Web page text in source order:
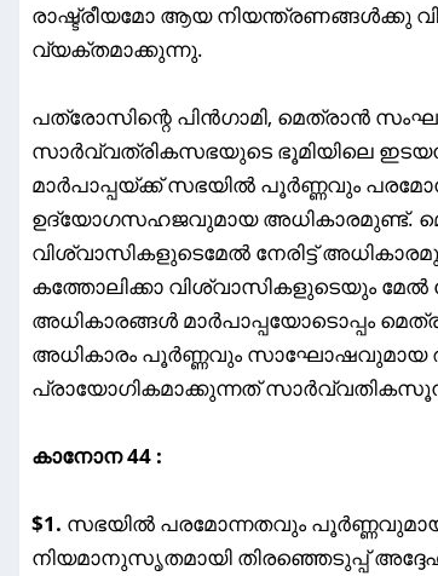
രാഷ്ട്രീയമോ ആയ നിയന്ത്രണങ്ങൾക്കു
വ്യക്തമാക്കുന്നു.
പത്രോസിന്റെ പിൻഗാമി, മെത്രാൻ
സാർവ്വത്രികസഭയുടെ ഭൂമിയിലെ
മാർപാപ്പയ്ക്ക് സഭയിൽ പൂർണ്ണവും
ഉദ്യോഗസഹജവുമായ അധികാരമുണ്ട്.
വിശ്വാസികളുടെമേൽ നേരിട്ട്
കത്തോലിക്കാ വിശ്വാസികളുടെയും മേൽ
അധികാരങ്ങൾ മാർപാപ്പയോടൊപ്പം
അധികാരം പൂർണ്ണവും സാഘോഷവുമായ
പ്രായോഗികമാക്കുന്നത്
കാനോന 44 :
$1. സഭയിൽ പരമോന്നതവും പൂർണ്ണവുമായ
നിയമാനുസൃതമായി തിരഞ്ഞെടുപ്പ്